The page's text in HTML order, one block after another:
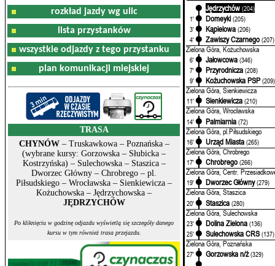
rozkład jazdy wg ulic
lista przystanków
wszystkie odjazdy z tego przystanku
plan komunikacji miejskiej
TRASA
CHYNÓW– Truskawkowa – Poznańska –
(wybrane kursy: Gorzowska – Słubicka –
Kostrzyńska) – Sulechowska – Staszica –
Dworzec Główny – Chrobrego – pl.
Piłsudskiego – Wrocławska – Sienkiewicza –
Kożuchowska – Jędrzychowska –
JĘDRZYCHÓW
Po kliknięciu w godzinę odjazdu wyświetlą się szczegóły danego
kursu w tym również trasa przejazdu.
Jędrzychów (204)
1'
Domeyki (205)
3'
Kąpielowa (206)
4'
Zawiszy Czarnego (207)
Zielona Góra, Kożuchowska
6' Jałowcowa (346)
7'
Przyrodnicza (208)
9'
Kożuchowska PSP (209)
Zielona Góra, Sienkiewicza
11' Sienkiewicza (210)
Zielona Góra, Wrocławska
14' Palmiarnia (72)
Zielona Góra, pl.Piłsudskiego
16' Urząd Miasta (265)
Zielona Góra, Chrobrego
17' Chrobrego (266)
Zielona Góra, Centr.
19' Dworzec Główny (279)
Zielona Góra, Staszica
20' Staszica (280)
Zielona Góra, Sulechowska
23' Dolina Zielona (136)
25'
Sulechowska CRS (137)
Zielona Góra, Poznańska
27' Gorzowska n/ż (329)